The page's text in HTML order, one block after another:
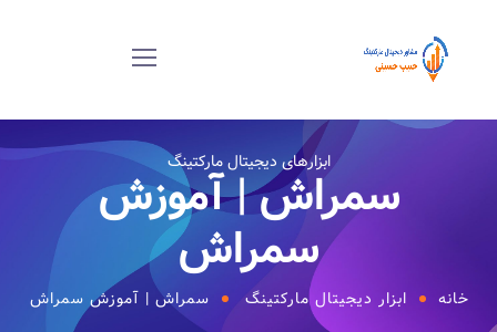
ابزارهای دیجیتال مارکتینگ
سمراش | آموزش
سمراش
خانه ابزار دیجیتال مارکتینگ سمراش | آموزش سمراش